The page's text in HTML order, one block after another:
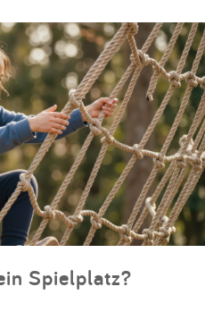
Spielplatz?